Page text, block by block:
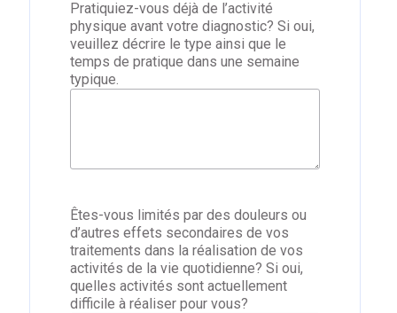
Pratiquiez-vous déjà de l’activité
physique avant votre diagnostic? Si oui,
veuillez décrire le type ainsi que le
temps de pratique dans une semaine
typique.
Êtes-vous limités par des douleurs ou
d’autres effets secondaires de vos
traitements dans la réalisation de vos
activités de la vie quotidienne? Si oui,
quelles activités sont actuellement
difficile à réaliser pour vous?